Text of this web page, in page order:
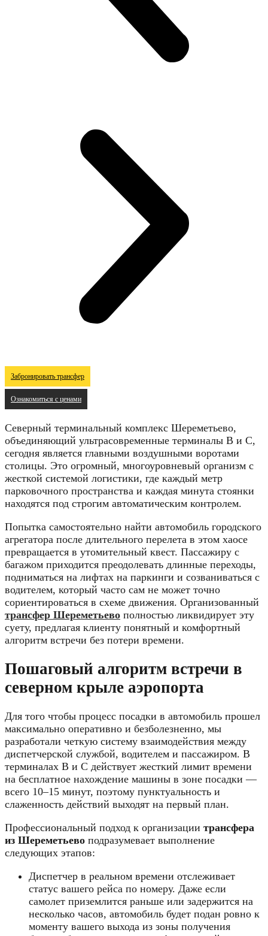
Забронировать трансфер
Ознакомиться с ценами
Северный терминальный комплекс Шереметьево,
объединяющий ультрасовременные терминалы B и C,
сегодня является главными воздушными воротами
столицы. Это огромный, многоуровневый организм с
жесткой системой логистики, где каждый метр
парковочного пространства и каждая минута стоянки
находятся под строгим автоматическим контролем.
Попытка самостоятельно найти автомобиль городского
агрегатора после длительного перелета в этом хаосе
превращается в утомительный квест. Пассажиру с
багажом приходится преодолевать длинные переходы,
подниматься на лифтах на паркинги и созваниваться с
водителем, который часто сам не может точно
сориентироваться в схеме движения. Организованный
трансфер Шереметьево полностью ликвидирует эту
суету, предлагая клиенту понятный и комфортный
алгоритм встречи без потери времени.
Пошаговый алгоритм встречи в
северном крыле аэропорта
Для того чтобы процесс посадки в автомобиль прошел
максимально оперативно и безболезненно, мы
разработали четкую систему взаимодействия между
диспетчерской службой, водителем и пассажиром. В
терминалах B и C действует жесткий лимит времени
на бесплатное нахождение машины в зоне посадки —
всего 10–15 минут, поэтому пунктуальность и
слаженность действий выходят на первый план.
Профессиональный подход к организации трансфера
из Шереметьево подразумевает выполнение
следующих этапов:
Диспетчер в реальном времени отслеживает
статус вашего рейса по номеру. Даже если
самолет приземлится раньше или задержится на
несколько часов, автомобиль будет подан ровно к
моменту вашего выхода из зоны получения